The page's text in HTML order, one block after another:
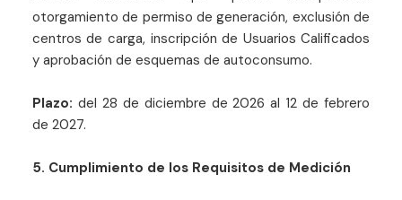
otorgamiento de permiso de generación, exclusión de
centros de carga, inscripción de Usuarios Calificados
y aprobación de esquemas de autoconsumo.
Plazo: del 28 de diciembre de 2026 al 12 de febrero
de 2027.
5. Cumplimiento de los Requisitos de Medición